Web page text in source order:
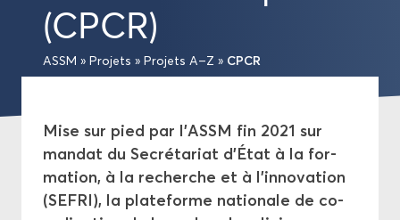
Pro­jets A–Z
Aca­dé­mies suisses des sciences
Pro­mo­tion
(CPCR)
ASSM » Pro­jets » Pro­jets A–Z » CPCR
Mise sur pied par l’ASSM fin 2021 sur
man­dat du Se­cré­ta­riat d’État à la for­
ma­tion, à la re­cherche et à l'in­no­va­tion
(SEFRI), la pla­te­forme na­tio­nale de co­